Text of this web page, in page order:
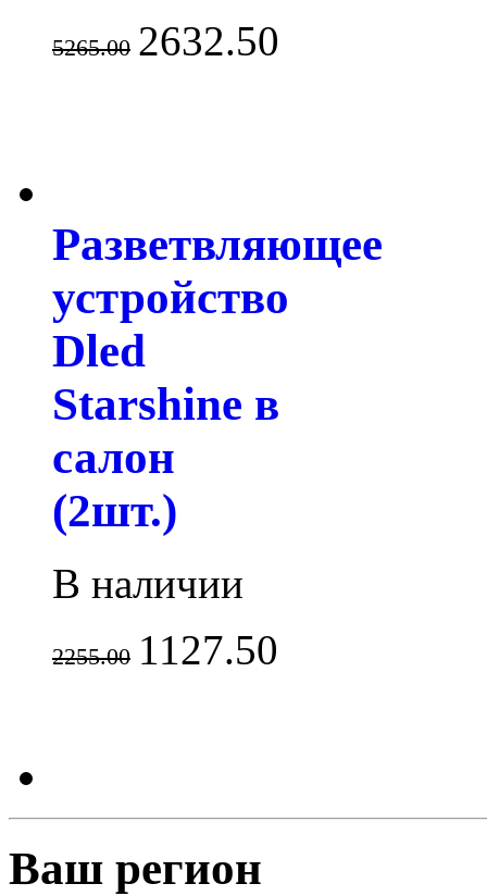
5265.00 2632.50
Разветвляющее
устройство
Dled
Starshine в
салон
(2шт.)
В наличии
2255.00 1127.50
Ваш регион